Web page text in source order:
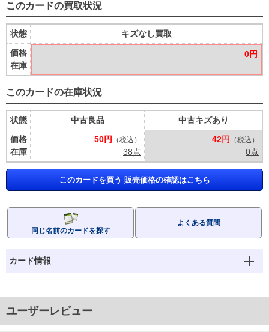
このカードの買取状況
状態
価格
在庫
キズなし買取
0円
このカードの在庫状況
状態
価格
在庫
中古良品
50円
（税込）
38点
中古キズあり
42円
（税込）
0点
このカードを買う 販売価格の確認はこちら
同じ名前のカードを探す
よくある質問
カード情報
ユーザーレビュー